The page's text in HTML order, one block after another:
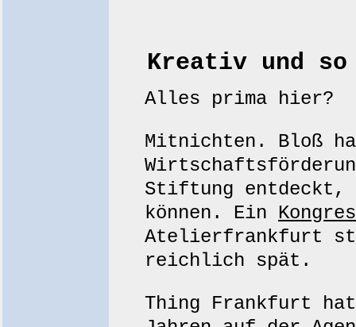
Kreativ und so
Alles prima hier?
Mitnichten. Bloß
Stiftung entdeckt,
können. Ein
Atelierfrankfurt
reichlich spät.
Thing Frankfurt